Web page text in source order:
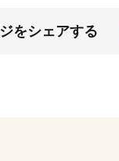
をシェアする